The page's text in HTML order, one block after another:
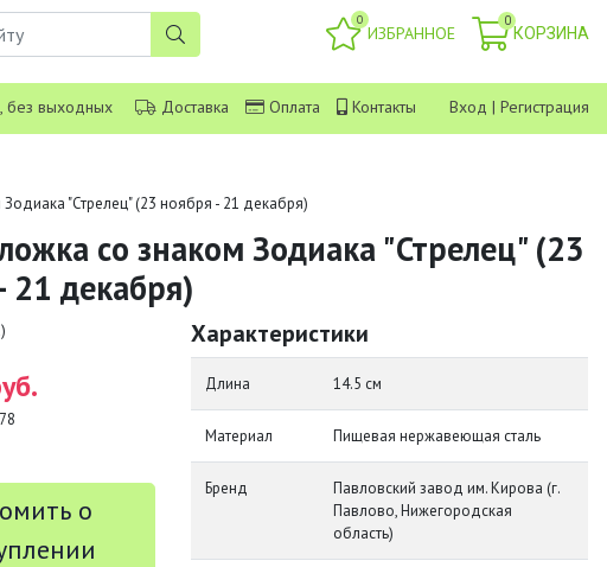
0
ИЗБРАННОЕ
0
КОРЗИНА
без выходных Доставка Оплата Контакты Вход | Регистрация
"Стрелец" (23 ноября - 21 декабря)
со знаком Зодиака "Стрелец" (23
21 декабря)
о
Характеристики
Длина 14.5 см
Материал Пищевая нержавеющая сталь
Бренд
Павловский завод им. Кирова (г.
Павлово, Нижегородская
область)